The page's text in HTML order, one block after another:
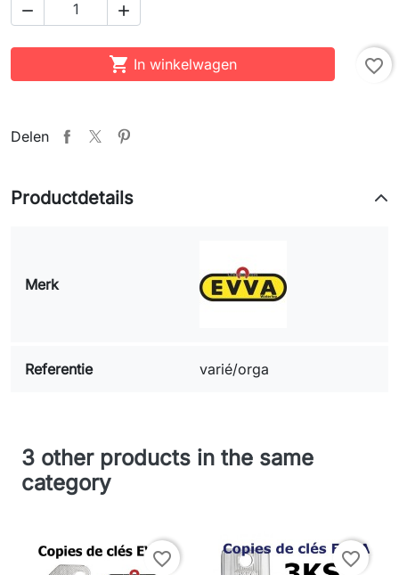
 
 In winkelwagen favorite_border
Delen
Productdetails
Merk
Referentie varié/orga
3 other products in the same
category
favorite_border favorite_border